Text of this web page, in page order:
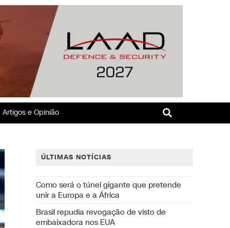
Artigos e Opinião
ÚLTIMAS NOTÍCIAS
Como será o túnel gigante que pretende
unir a Europa e a África
Brasil repudia revogação de visto de
embaixadora nos EUA